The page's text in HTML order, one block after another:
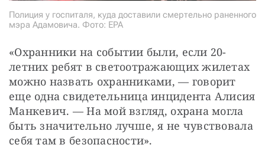
Полиция у госпиталя, куда доставили смертельно раненного
мэра Адамовича. Фото: EPA
«Охранники на событии были, если 20-
летних ребят в светоотражающих жилетах
можно назвать охранниками, — говорит
еще одна свидетельница инцидента Алисия
Манкевич. — На мой взгляд, охрана могла
быть значительно лучше, я не чувствовала
себя там в безопасности».